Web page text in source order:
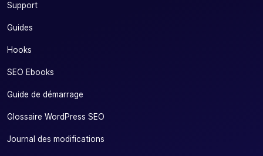
Support
Guides
Hooks
SEO Ebooks
Guide de démarrage
Glossaire WordPress SEO
Journal des modifications